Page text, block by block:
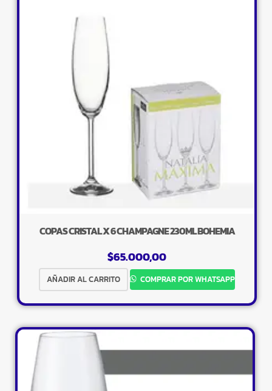
COPAS CRISTAL X 6 CHAMPAGNE 230ML BOHEMIA
$65.000,00
AÑADIR AL CARRITO COMPRAR POR WHATSAPP